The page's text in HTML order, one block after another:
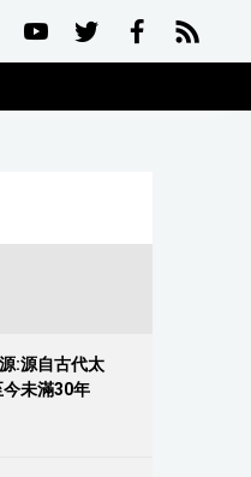
:源自古代太
今未滿30年